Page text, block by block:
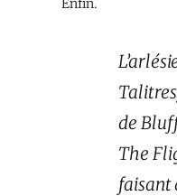
Enfin.
de
The
faisant